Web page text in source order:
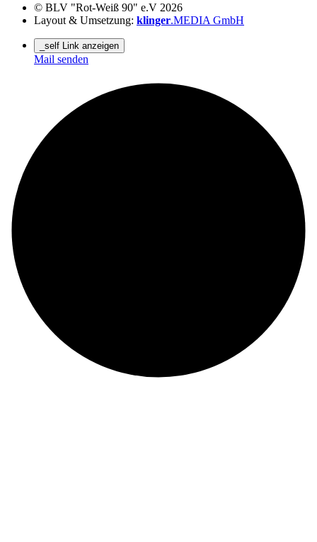
© BLV "Rot-Weiß 90" e.V 2026
Layout & Umsetzung: klinger.MEDIA GmbH
_self Link anzeigen
Mail senden